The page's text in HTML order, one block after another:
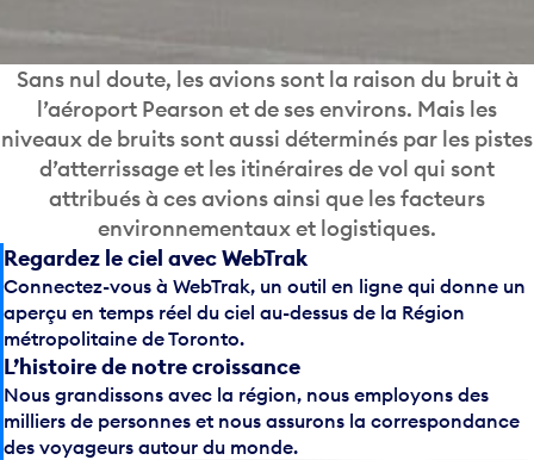
Sans nul doute, les avions sont la raison du bruit à
l’aéroport Pearson et de ses environs. Mais les
niveaux de bruits sont aussi déterminés par les pistes
d’atterrissage et les itinéraires de vol qui sont
attribués à ces avions ainsi que les facteurs
environnementaux et logistiques.
Regardez le ciel avec WebTrak
Connectez-vous à WebTrak, un outil en ligne qui donne un
aperçu en temps réel du ciel au-dessus de la Région
métropolitaine de Toronto.
L’histoire de notre croissance
Nous grandissons avec la région, nous employons des
milliers de personnes et nous assurons la correspondance
des voyageurs autour du monde.